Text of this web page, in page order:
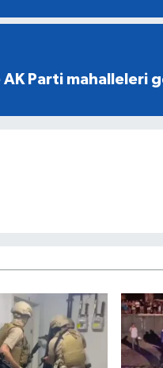
AK Parti mahalleleri